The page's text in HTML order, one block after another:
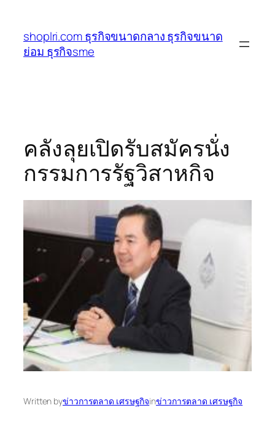
เนื้อหา
shoplri.com ธุรกิจขนาดกลาง ธุรกิจขนาด
ย่อม ธุรกิจsme
คลังลุยเปิดรับสมัครนั่ง
กรรมการรัฐวิสาหกิจ
Written byข่าวการตลาด เศรษฐกิจinข่าวการตลาด เศรษฐกิจ